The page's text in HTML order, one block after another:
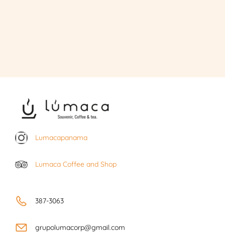
Lumacapanama
Lumaca Coffee and Shop
387-3063
grupolumacorp@gmail.com